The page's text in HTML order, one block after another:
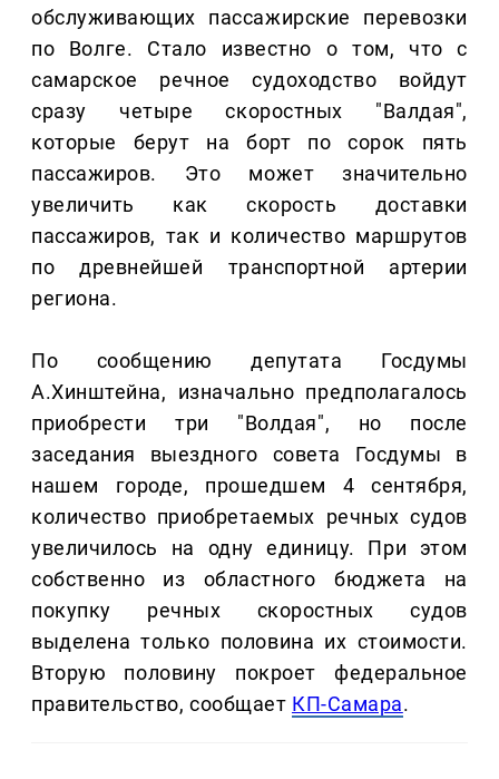
обслуживающих пассажирские перевозки
по Волге. Стало известно о том, что с
самарское речное судоходство войдут
сразу четыре скоростных "Валдая",
которые берут на борт по сорок пять
пассажиров. Это может значительно
увеличить как скорость доставки
пассажиров, так и количество маршрутов
по древнейшей транспортной артерии
региона.
По сообщению депутата Госдумы
А.Хинштейна, изначально предполагалось
приобрести три "Волдая", но после
заседания выездного совета Госдумы в
нашем городе, прошедшем 4 сентября,
количество приобретаемых речных судов
увеличилось на одну единицу. При этом
собственно из областного бюджета на
покупку речных скоростных судов
выделена только половина их стоимости.
Вторую половину покроет федеральное
правительство, сообщает КП-Самара.